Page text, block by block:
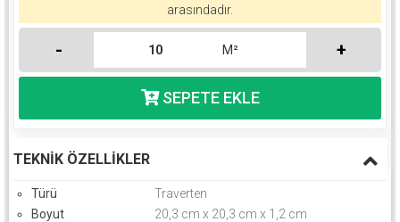
arasındadır.
- M² +
TEKNIK ÖZELLIKLER
Türü
Traverten
Boyut
20,3 cm x 20,3 cm x 1,2 cm